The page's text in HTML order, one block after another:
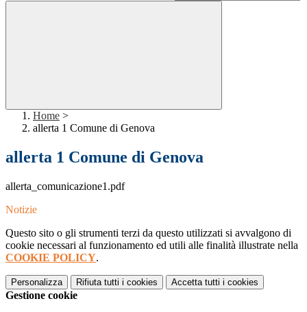
Home >
allerta 1 Comune di Genova
allerta 1 Comune di Genova
allerta_comunicazione1.pdf
Notizie
Questo sito o gli strumenti terzi da questo utilizzati si avvalgono di
cookie necessari al funzionamento ed utili alle finalità illustrate nella
COOKIE POLICY.
Personalizza Rifiuta tutti i cookies Accetta tutti i cookies
Gestione cookie